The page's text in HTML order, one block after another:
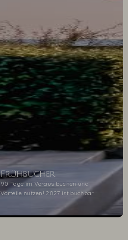
Frühbucher
90 Tage im Voraus buchen und
Vorteile nutzen! 2027 ist buchbar